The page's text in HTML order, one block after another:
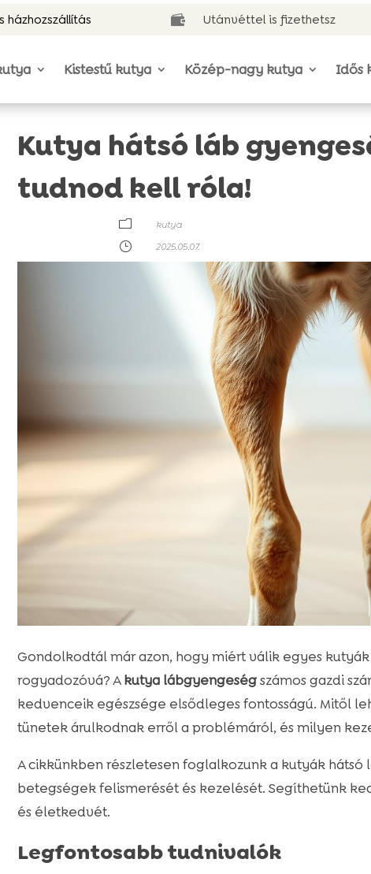
házhozszállítás  Utánvéttel is fizethetsz
Kistestű kutya Közép-nagy kutya Idős
Kutya hátsó láb
tudnod kell róla!
m
kutya
}
2025.05.07.
Gondolkodtál már azon, hogy miért válik egyes
rogyadozóvá? Akutya lábgyengeségszámos gazdi
kedvenceik egészsége elsődleges fontosságú. Mitől
tünetek árulkodnak erről a problémáról, és milyen
A cikkünkben részletesen foglalkozunk a kutyák
betegségek felismerését és kezelését. Segíthetünk
és életkedvét.
Legfontosabb tudnivalók